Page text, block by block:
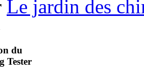
du
Tester
Le jardin des